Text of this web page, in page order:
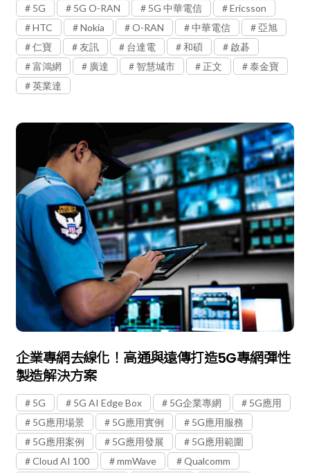
5G 5G O-RAN 5G 中華電信
Ericsson
HTC
Nokia O-RAN 中華電信
亞旭
仁寶
友訊 台達電 和碩
啟碁
富鴻網
廣達 智慧城市 正文
泰金寶
英業達
企業專網去線化！高通與遠傳打造5G專網彈性
製造解決方案
5G 5G AI Edge Box 5G企業專網
5G應用
5G應用場景
5G應用實例
5G應用服務
5G應用案例
5G應用發展
5G應用範圍
Cloud AI 100
mmWave
Qualcomm